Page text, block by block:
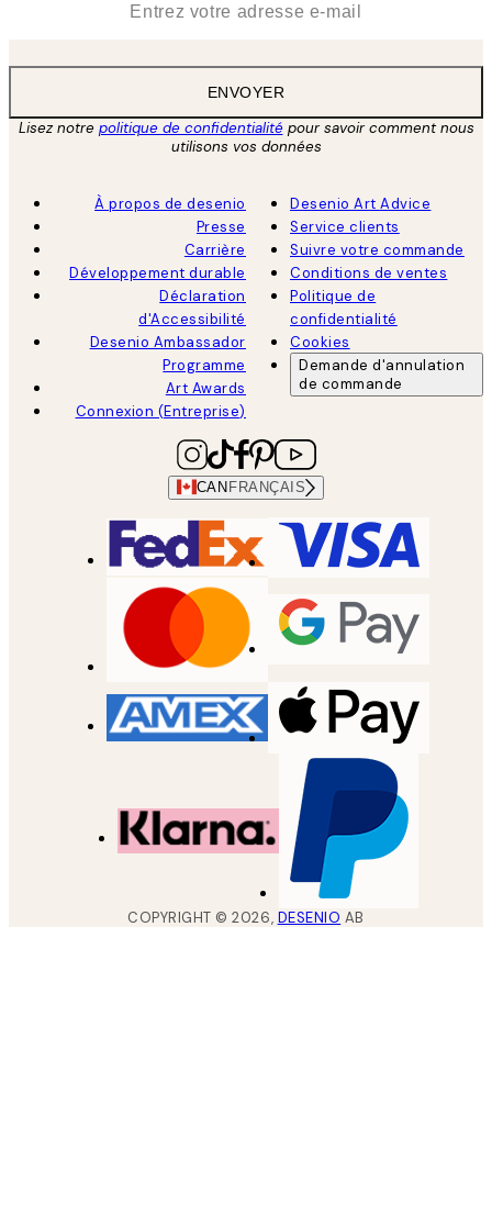
ENVOYER
Lisez notre politique de confidentialitépour savoir comment nous
utilisons vos données
À propos de desenio
Presse
Carrière
Développement durable
Déclaration
d'Accessibilité
Desenio Ambassador
Programme
Art Awards
Connexion (Entreprise)
Desenio Art Advice
Service clients
Suivre votre commande
Conditions de ventes
Politique de
confidentialité
Cookies
Demande d'annulation
de commande
CAN FRANÇAIS
COPYRIGHT ©2026, DESENIO AB